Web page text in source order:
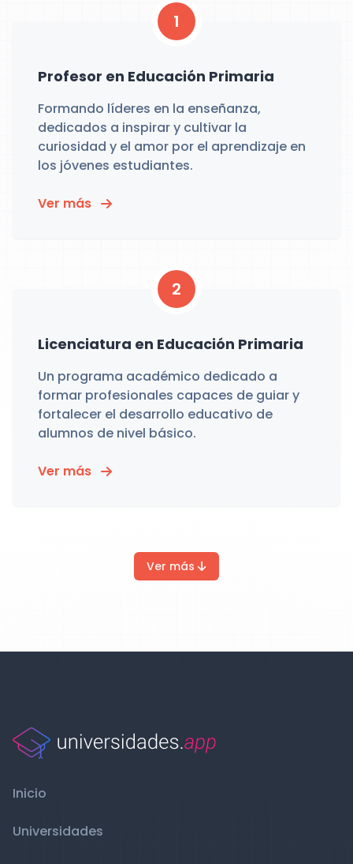
1
Profesor en Educación Primaria
Formando líderes en la enseñanza,
dedicados a inspirar y cultivar la
curiosidad y el amor por el aprendizaje en
los jóvenes estudiantes.
Ver más
2
Licenciatura en Educación Primaria
Un programa académico dedicado a
formar profesionales capaces de guiar y
fortalecer el desarrollo educativo de
alumnos de nivel básico.
Ver más
Ver más
Inicio
Universidades